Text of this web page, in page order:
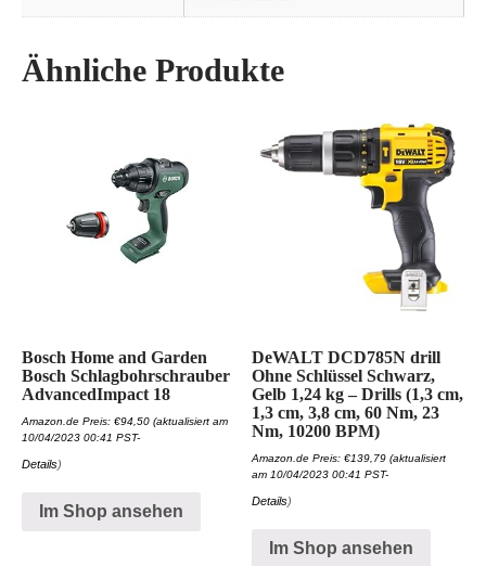
Ähnliche Produkte
Bosch Home and Garden
Bosch Schlagbohrschrauber
AdvancedImpact 18
Amazon.de Preis: €94,50 (aktualisiert am
10/04/2023 00:41 PST-
Details)
Im Shop ansehen
DeWALT DCD785N drill
Ohne Schlüssel Schwarz,
Gelb 1,24 kg – Drills (1,3 cm,
1,3 cm, 3,8 cm, 60 Nm, 23
Nm, 10200 BPM)
Amazon.de Preis:€139,79 (aktualisiert
am 10/04/2023 00:41 PST-
Details)
Im Shop ansehen